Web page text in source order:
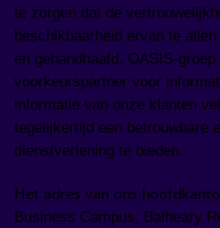
te zorgen dat de
beschikbaarheid ervan te
en gehandhaafd. OASIS-
voorkeurspartner voor
informatie van onze klanten
tegelijkertijd een betrouwbare
dienstverlening te bieden.
Het adres van ons
Business Campus, Balheary